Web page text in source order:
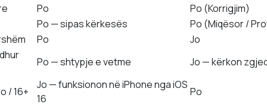
Po
Po (Korrigjim)
Po — sipas kërkesës
Po (Miqësor /
Po
Jo
Po — shtypje e vetme Jo — kërkon
/ 16+
Jo — funksionon në iPhone nga iOS
16
Po